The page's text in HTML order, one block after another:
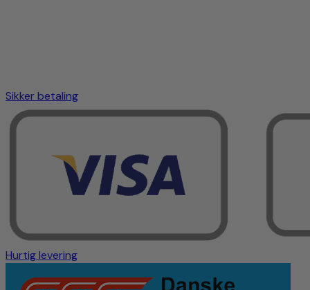
Sikker betaling
Hurtig levering